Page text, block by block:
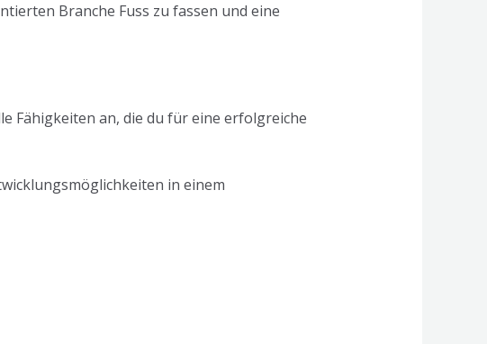
Branche Fuss zu fassen und eine
Fähigkeiten an, die du für eine erfolgreiche
in einem